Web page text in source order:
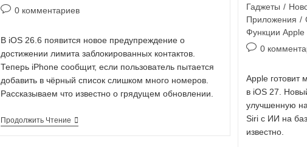
0 комментариев
В iOS 26.6 появится новое предупреждение о
достижении лимита заблокированных контактов.
Теперь iPhone сообщит, если пользователь пытается
добавить в чёрный список слишком много номеров.
Рассказываем что известно о грядущем обновлении.
Продолжить Чтение
Гаджеты /
Приложения /
Функции Apple
0
Apple готовит
в iOS 27.
улучшенную
Siri с ИИ на
известно.